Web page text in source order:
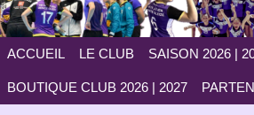
ACCUEIL LE CLUB SAISON 2026 |
BOUTIQUE CLUB 2026 | 2027